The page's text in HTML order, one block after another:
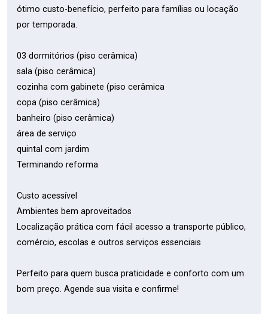
ótimo custo-benefício, perfeito para famílias ou locação
por temporada.
03 dormitórios (piso cerâmica)
sala (piso cerâmica)
cozinha com gabinete (piso cerâmica
copa (piso cerâmica)
banheiro (piso cerâmica)
área de serviço
quintal com jardim
Terminando reforma
Custo acessível
Ambientes bem aproveitados
Localização prática com fácil acesso a transporte público,
comércio, escolas e outros serviços essenciais
Perfeito para quem busca praticidade e conforto com um
bom preço. Agende sua visita e confirme!